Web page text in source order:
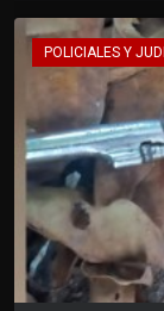
POLICIALES Y